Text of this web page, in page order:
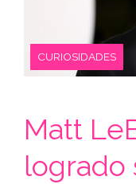
CURIOSIDADES
Matt
logrado